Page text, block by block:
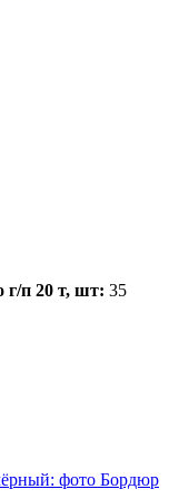
г/п 20 т, шт: 35
Бордюр